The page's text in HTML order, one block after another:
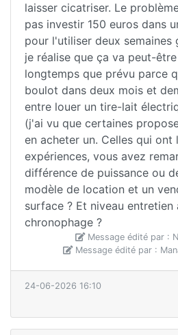
laisser cicatriser. Le
pas investir 150 euros dans
pour l'utiliser deux semaines
je réalise que ça va peut-
longtemps que prévu parce
boulot dans deux mois et
entre louer un tire-lait
(j'ai vu que certaines
en acheter un. Celles qui ont
expériences, vous avez
différence de puissance ou
modèle de location et un
surface ? Et niveau
chronophage ?
Message édité par :
Message édité par :
24-06-2026 16:10